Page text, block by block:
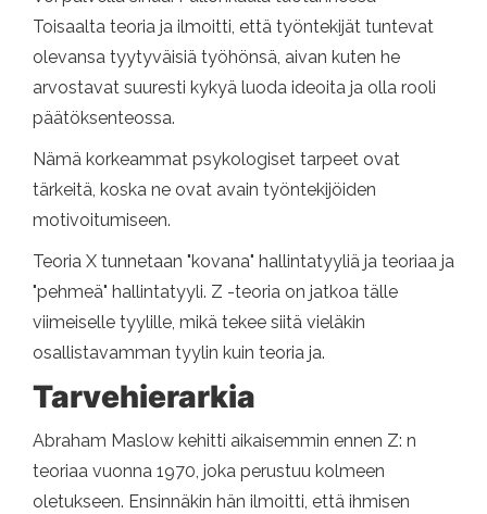
Toisaalta teoria ja ilmoitti, että työntekijät tuntevat
olevansa tyytyväisiä työhönsä, aivan kuten he
arvostavat suuresti kykyä luoda ideoita ja olla rooli
päätöksenteossa.
Nämä korkeammat psykologiset tarpeet ovat
tärkeitä, koska ne ovat avain työntekijöiden
motivoitumiseen.
Teoria X tunnetaan "kovana" hallintatyyliä ja teoriaa ja
"pehmeä" hallintatyyli. Z -teoria on jatkoa tälle
viimeiselle tyylille, mikä tekee siitä vieläkin
osallistavamman tyylin kuin teoria ja.
Tarvehierarkia
Abraham Maslow kehitti aikaisemmin ennen Z: n
teoriaa vuonna 1970, joka perustuu kolmeen
oletukseen. Ensinnäkin hän ilmoitti, että ihmisen